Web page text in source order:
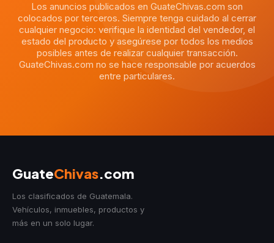
Los anuncios publicados en GuateChivas.com son
colocados por terceros. Siempre tenga cuidado al cerrar
cualquier negocio: verifique la identidad del vendedor, el
estado del producto y asegúrese por todos los medios
posibles antes de realizar cualquier transacción.
GuateChivas.com no se hace responsable por acuerdos
entre particulares.
GuateChivas.com
Los clasificados de Guatemala.
Vehículos, inmuebles, productos y
más en un solo lugar.